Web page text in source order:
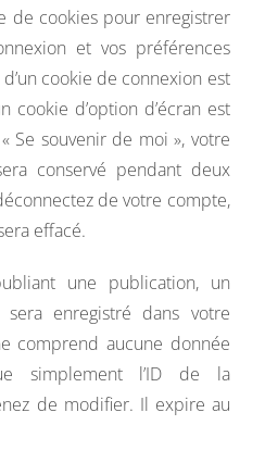
de cookies pour enregistrer
et vos préférences
cookie de connexion est
cookie d’option d’écran est
Se souvenir de moi », votre
conservé pendant deux
de votre compte,
effacé.
une publication, un
sera enregistré dans votre
comprend aucune donnée
simplement l’ID de la
de modifier. Il expire au